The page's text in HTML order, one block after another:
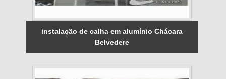
instalação de calha em alumínio Chácara
Belvedere